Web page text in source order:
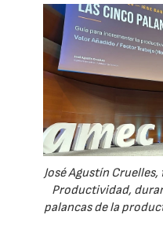
José Agustín
Productividad,
palancas de la